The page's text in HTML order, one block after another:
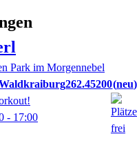
262.45200 neu
- 17:00